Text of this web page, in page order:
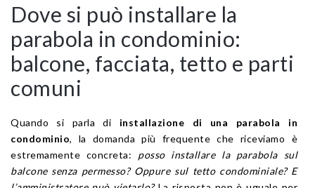
Dove si può installare la
parabola in condominio:
balcone, facciata, tetto e parti
comuni
Quando si parla di installazione di una parabola in
condominio, la domanda più frequente che riceviamo è
estremamente concreta: posso installare la parabola sul
balcone senza permesso? Oppure sul tetto condominiale? E